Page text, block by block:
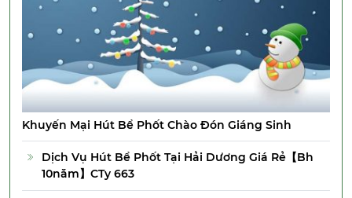
Khuyến Mại Hút Bể Phốt Chào Đón Giáng Sinh
Dịch Vụ Hút Bể Phốt Tại Hải Dương Giá Rẻ【Bh
10năm】CTy 663